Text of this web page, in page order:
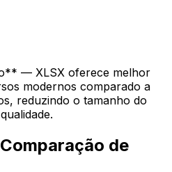
— XLSX oferece melhor
modernos comparado a
reduzindo o tamanho do
de